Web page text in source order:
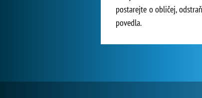
postarejte o obličej,
povedla.